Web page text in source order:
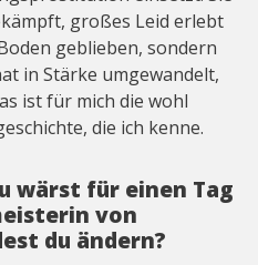
großes Leid erlebt
geblieben, sondern
in Stärke umgewandelt,
ist für mich die wohl
die ich kenne.
wärst für einen Tag
von
du ändern?